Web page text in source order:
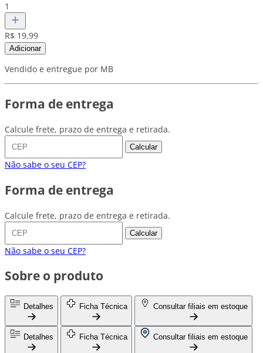
1
R$ 19,99
Adicionar
Vendido e entregue por MB
Forma de entrega
Calcule frete, prazo de entrega e retirada.
Calcular
Não sabe o seu CEP?
Forma de entrega
Calcule frete, prazo de entrega e retirada.
Calcular
Não sabe o seu CEP?
Sobre o produto
Detalhes Ficha Técnica Consultar filiais em estoque
Detalhes Ficha Técnica Consultar filiais em estoque